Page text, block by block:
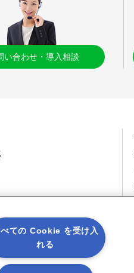
い合わせ・導入相談
ての Cookie を受け入
れる